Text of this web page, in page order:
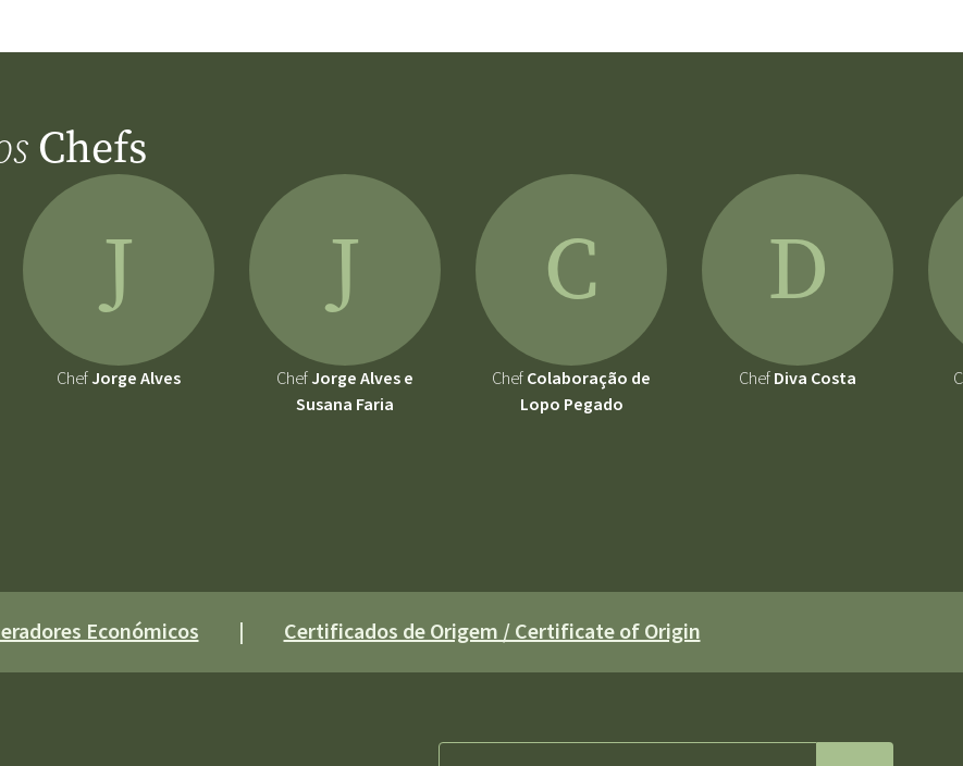
Chefs
J
ChefJorge Alves
J
ChefJorge Alves e
Susana Faria
C
ChefColaboração de
Lopo Pegado
D
ChefDiva Costa
Económicos | Certificados de Origem / Certificate of Origin